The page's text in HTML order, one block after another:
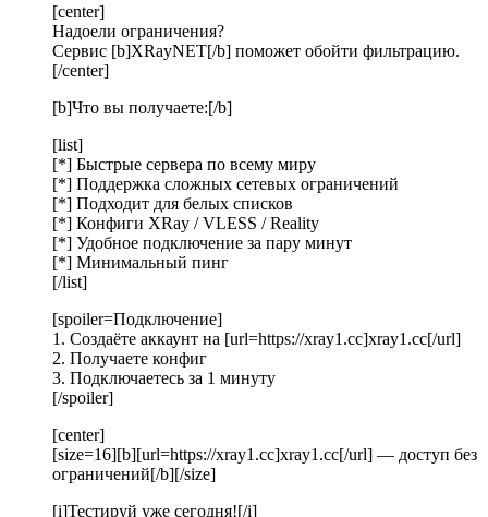
[center]
Надоели ограничения?
Сервис [b]XRayNET[/b] поможет обойти фильтрацию.
[/center]
[b]Что вы получаете:[/b]
[list]
[*] Быстрые сервера по всему миру
[*] Поддержка сложных сетевых ограничений
[*] Подходит для белых списков
[*] Конфиги XRay / VLESS / Reality
[*] Удобное подключение за пару минут
[*] Минимальный пинг
[/list]
[spoiler=Подключение]
1. Создаёте аккаунт на [url=https://xray1.cc]xray1.cc[/url]
2. Получаете конфиг
3. Подключаетесь за 1 минуту
[/spoiler]
[center]
[size=16][b][url=https://xray1.cc]xray1.cc[/url] — доступ без
ограничений[/b][/size]
[i]Тестируй уже сегодня![/i]